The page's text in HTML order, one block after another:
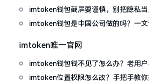
imtoken钱包截屏要谨慎，别把隐私
imtoken钱包是中国公司做的吗？一文
imtoken唯一官网
imtoken钱包钱不见了怎么办？老用户
教你找回
imtoken位置权限怎么改？手把手教你